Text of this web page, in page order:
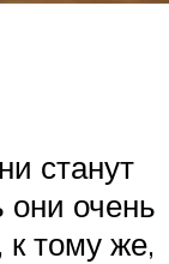
станут
очень
к тому же,